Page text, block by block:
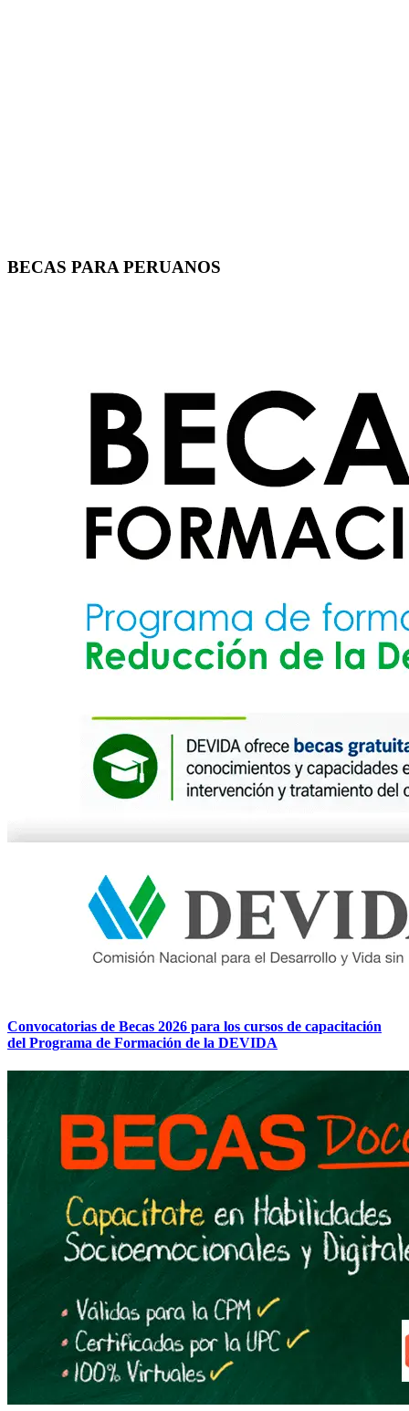
BECAS PARA PERUANOS
Convocatorias de Becas 2026 para los cursos de capacitación
del Programa de Formación de la DEVIDA